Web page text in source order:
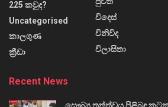
225 කවුද?
Uncategorised
කාලගුණ
ක්‍රීඩා
විදෙස්
විනිවිද
විලාසිතා
Recent News